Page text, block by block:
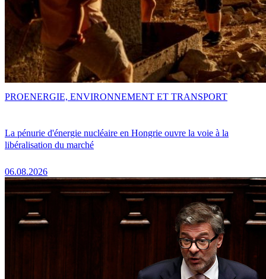
La pénurie d'énergie nucléaire en Hongrie ouvre la voie à la
libéralisation du marché
06.08.2026
PROENERGIE, ENVIRONNEMENT ET TRANSPORT